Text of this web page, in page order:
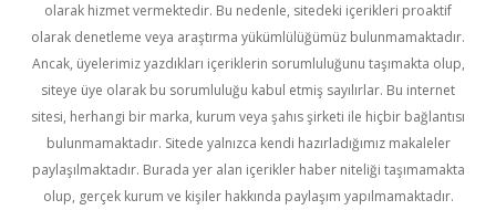
olarak hizmet vermektedir. Bu nedenle, sitedeki içerikleri proaktif
olarak denetleme veya araştırma yükümlülüğümüz bulunmamaktadır.
Ancak, üyelerimiz yazdıkları içeriklerin sorumluluğunu taşımakta olup,
siteye üye olarak bu sorumluluğu kabul etmiş sayılırlar. Bu internet
sitesi, herhangi bir marka, kurum veya şahıs şirketi ile hiçbir bağlantısı
bulunmamaktadır. Sitede yalnızca kendi hazırladığımız makaleler
paylaşılmaktadır. Burada yer alan içerikler haber niteliği taşımamakta
olup, gerçek kurum ve kişiler hakkında paylaşım yapılmamaktadır.